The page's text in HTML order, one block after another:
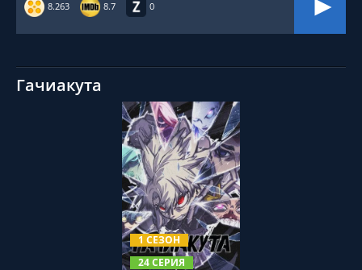
8.263 8.7 0
Гачиакута
1 СЕЗОН
24 СЕРИЯ
СМОТРЕТЬ ОНЛАЙН